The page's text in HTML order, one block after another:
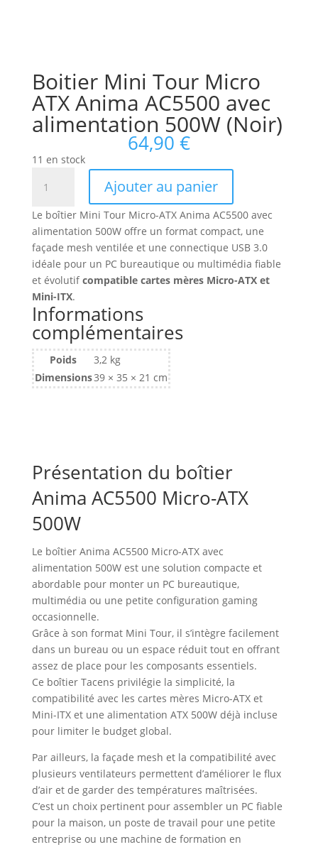
Boitier Mini Tour Micro
ATX Anima AC5500 avec
alimentation 500W (Noir)
64,90 €
11 en stock
Micro
AC5500
avec
alimentation
500W
(Noir)
Ajouter au panier
Le boîtier Mini Tour Micro-ATX Anima AC5500 avec
alimentation 500W offre un format compact, une
façade mesh ventilée et une connectique USB 3.0
idéale pour un PC bureautique ou multimédia fiable
et évolutifcompatible cartes mères Micro-ATX et
Mini-ITX.
Informations
complémentaires
Poids
3,2 kg
Dimensions39 × 35 × 21 cm
Présentation du boîtier
Anima AC5500 Micro-ATX
500W
Le boîtier Anima AC5500 Micro-ATX avec
alimentation 500W est une solution compacte et
abordable pour monter un PC bureautique,
multimédia ou une petite configuration gaming
occasionnelle.
Grâce à son format Mini Tour, il s’intègre facilement
dans un bureau ou un espace réduit tout en offrant
assez de place pour les composants essentiels.
Ce boîtier Tacens privilégie la simplicité, la
compatibilité avec les cartes mères Micro-ATX et
Mini-ITX et une alimentation ATX 500W déjà incluse
pour limiter le budget global.
Par ailleurs, la façade mesh et la compatibilité avec
plusieurs ventilateurs permettent d’améliorer le flux
d’air et de garder des températures maîtrisées.
C’est un choix pertinent pour assembler un PC fiable
pour la maison, un poste de travail pour une petite
entreprise ou une machine de formation en